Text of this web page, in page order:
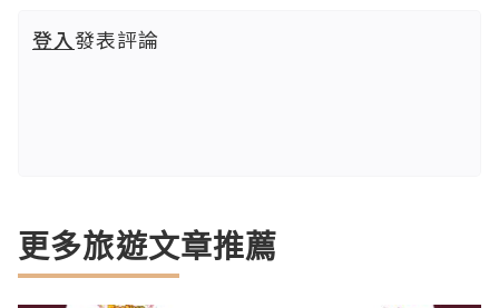
登入發表評論
更多旅遊文章推薦